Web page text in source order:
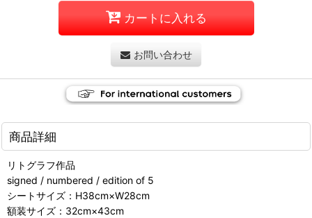
カートに入れる
お問い合わせ
商品詳細
リトグラフ作品
signed / numbered / edition of 5
シートサイズ：H38cm×W28cm
額装サイズ：32cm×43cm